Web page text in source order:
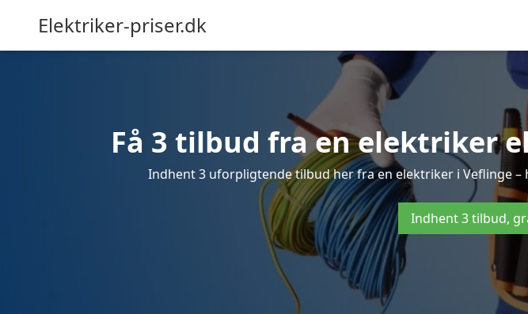
Elektriker-priser.dk
Få 3 tilbud fra en elektriker
Indhent 3 uforpligtende tilbud her fra en elektriker i Veflinge
Indhent 3 tilbud,